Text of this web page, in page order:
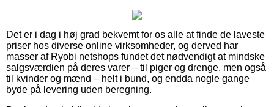
Det er i dag i høj grad bekvemt for os alle at finde de laveste
priser hos diverse online virksomheder, og derved har
masser af Ryobi netshops fundet det nødvendigt at mindske
salgsværdien på deres varer – til piger og drenge, men også
til kvinder og mænd – helt i bund, og endda nogle gange
byde på levering uden beregning.